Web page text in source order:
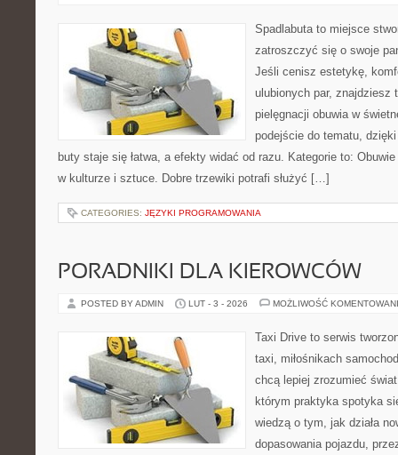
Spadlabuta to miejsce
zatroszczyć się o swoje
Jeśli cenisz estetykę,
ulubionych par, znajdziesz
pielęgnacji obuwia w
podejście do tematu,
buty staje się łatwa, a efekty widać od razu. Kategorie to:
w kulturze i sztuce. Dobre trzewiki potrafi służyć […]
CATEGORIES: JĘZYKI PROGRAMOWANIA
PORADNIKI DLA KIEROWCÓW
POSTED BY ADMIN LUT - 3 - 2026 MOŻLIWOŚĆ
Taxi Drive to serwis
taxi, miłośnikach
chcą lepiej zrozumieć
którym praktyka spotyka
wiedzą o tym, jak działa
dopasowania pojazdu,